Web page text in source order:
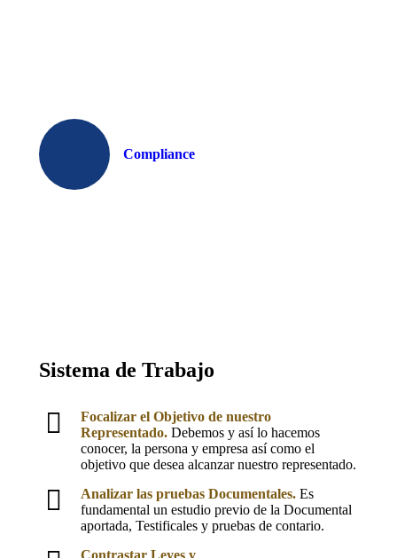
Compliance
Sistema de Trabajo
Focalizar el Objetivo de nuestro
Representado. Debemos y así lo hacemos
conocer, la persona y empresa así como el
objetivo que desea alcanzar nuestro representado.
Analizar las pruebas Documentales. Es
fundamental un estudio previo de la Documental
aportada, Testificales y pruebas de contario.
Contrastar Leyes y